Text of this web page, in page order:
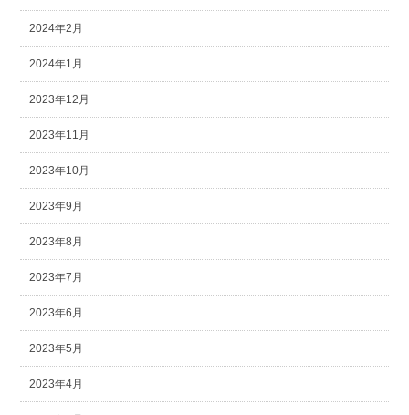
2024年2月
2024年1月
2023年12月
2023年11月
2023年10月
2023年9月
2023年8月
2023年7月
2023年6月
2023年5月
2023年4月